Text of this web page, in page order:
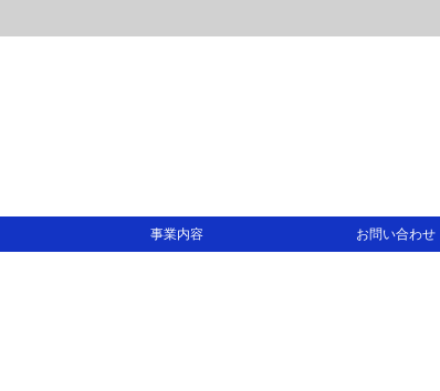
事業内容 お問い合わせ